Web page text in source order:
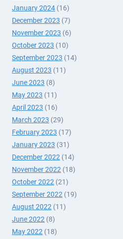
January 2024 (16)
December 2023 (7)
November 2023 (6)
October 2023 (10)
September 2023 (14)
August 2023 (11)
June 2023 (8)
May 2023 (11)
April 2023 (16)
March 2023 (29)
February 2023 (17)
January 2023 (31)
December 2022 (14)
November 2022 (18)
October 2022 (21)
September 2022 (19)
August 2022 (11)
June 2022 (8)
May 2022 (18)